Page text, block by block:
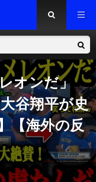
オンだ」
谷翔平が史
【海外の反